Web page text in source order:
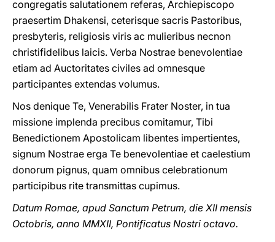
congregatis salutationem referas, Archiepiscopo
praesertim Dhakensi, ceterisque sacris Pastoribus,
presbyteris, religiosis viris ac mulieribus necnon
christifidelibus laicis. Verba Nostrae benevolentiae
etiam ad Auctoritates civiles ad omnesque
participantes extendas volumus.
Nos denique Te, Venerabilis Frater Noster, in tua
missione implenda precibus comitamur, Tibi
Benedictionem Apostolicam libentes impertientes,
signum Nostrae erga Te benevolentiae et caelestium
donorum pignus, quam omnibus celebrationum
participibus rite transmittas cupimus.
Datum Romae, apud Sanctum Petrum, die XII mensis
Octobris, anno MMXII, Pontificatus Nostri octavo.